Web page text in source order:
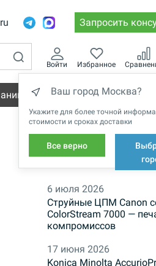
Запросить
Войти Избранное
Ваш город Москва?
Укажите для более точной
стоимости и сроках доставки
Все верно
Вакансии
НОВОСТИ
6 июля 2026
Струйные ЦПМ Canon
ColorStream 7000 —
компромиссов
17 июня 2026
Konica Minolta